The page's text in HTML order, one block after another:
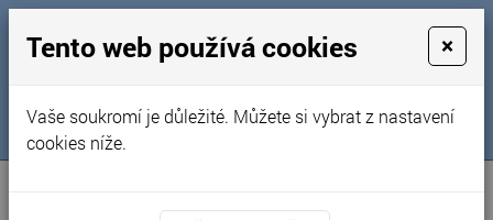
Obchodní podmínky
Kontakty
Sledujte nás na FB
Tento web používá cookies ×
Vaše soukromí je důležité. Můžete si vybrat z nastavení
cookies níže.